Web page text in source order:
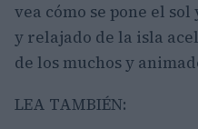
vea cómo se pone el
y relajado de la isla
de los muchos y
LEA TAMBIÉN: